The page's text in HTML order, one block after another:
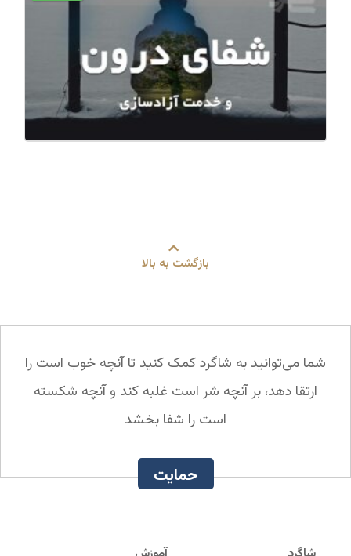
بازگشت به بالا
شما می‌توانید به شاگرد کمک کنید تا آنچه خوب است را
ارتقا دهد، بر آنچه شر است غلبه کند و آنچه شکسته
است را شفا بخشد
حمایت